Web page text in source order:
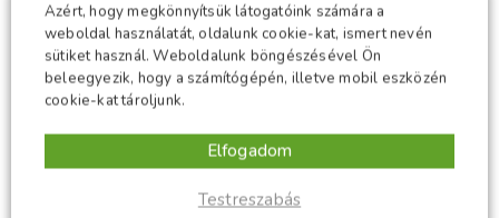
A 80-as évek befolyása kulcsfontosságú ruházati tendencia volt
tavaly nyáron, és ebben a szezonban ez a fürdőruhákra is hatással
Azért, hogy megkönnyítsük látogatóink számára a
weboldal használatát, oldalunk cookie-kat, ismert nevén
sütiket használ. Weboldalunk böngészésével Ön
beleegyezik, hogy a számítógépén, illetve mobil eszközén
cookie-kat tároljunk.
Testreszabás
Elfogadom